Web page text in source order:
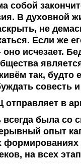
собой
В духовной
не
Если же
исчезает.
так, будто
совесть
отправляет в
была со
опыт
формированиях
на всех